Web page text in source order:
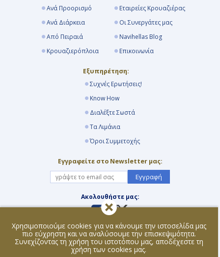
Χρησιμοποιούμε cookies για να κάνουμε την ιστοσελίδα μας
πιο εύχρηστη και να αναλύσουμε την επισκεψιμότητα.
Συνεχίζοντας τη χρήση του ιστοτόπου μας, αποδέχεστε τη
χρήση των cookies μας.
Ανά Προορισμό
Ανά Διάρκεια
Από Πειραιά
Κρουαζιερόπλοια
Εταιρείες Κρουαζιέρας
Οι Συνεργάτες μας
Navihellas Blog
Επικοινωνία
Εξυπηρέτηση:
Συχνές Ερωτήσεις!
Know How
Διαλέξτε Σωστά
Τα Λιμάνια
Όροι Συμμετοχής
Εγγραφείτε στο Newsletter μας:
Εγγραφή
Ακολουθήστε μας:
Απαγορεύεται η αναπαραγωγή του περιεχομένου της
ιστοσελίδας με οιανδήποτε τρόπο και μέσο. Για περισσότερες
πληροφορίες διαβάστε τουςΌρους Χρήσης της ιστοσελίδας.